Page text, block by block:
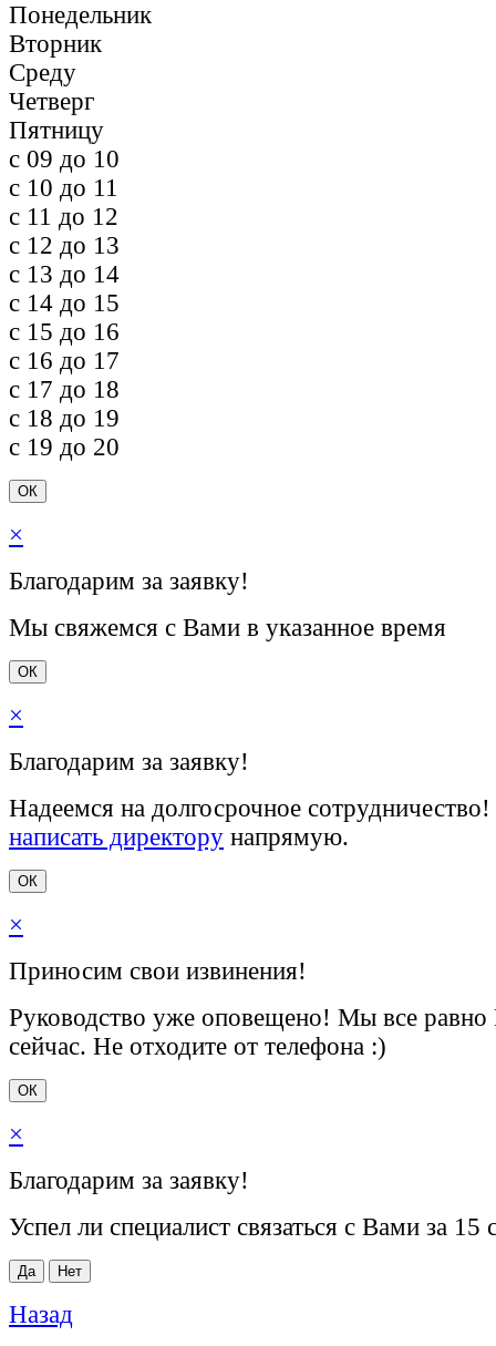
Понедельник
Вторник
Среду
Четверг
Пятницу
c 09 до 10
c 10 до 11
c 11 до 12
c 12 до 13
c 13 до 14
c 14 до 15
c 15 до 16
c 16 до 17
c 17 до 18
c 18 до 19
c 19 до 20
ОК
×
Благодарим за заявку!
Мы свяжемся с Вами в указанное время
ОК
×
Благодарим за заявку!
Надеемся на долгосрочное
написать директору напрямую.
ОК
×
Приносим свои извинения!
Руководство уже оповещено! Мы все
сейчас. Не отходите от телефона :)
ОК
×
Благодарим за заявку!
Успел ли специалист связаться с Вами за 15
Да Нет
Назад